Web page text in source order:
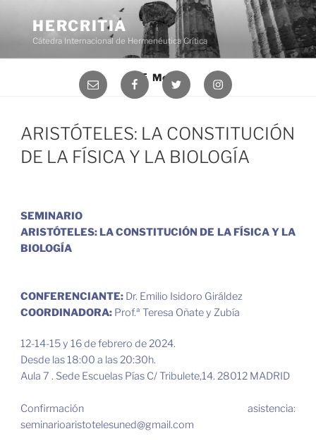
contenido
HERCRITIA
Cátedra Internacional de Hermenéutica Crítica
Menú
ARISTÓTELES: LA CONSTITUCIÓN
DE LA FÍSICA Y LA BIOLOGÍA
SEMINARIO
ARISTÓTELES: LA CONSTITUCIÓN DE LA FÍSICA Y LA
BIOLOGÍA
CONFERENCIANTE:Dr. Emilio Isidoro Giráldez
COORDINADORA:Prof.ª Teresa Oñate y Zubía
12-14-15 y 16 de febrero de 2024.
Desde las 18:00 a las 20:30h.
Aula 7 . Sede Escuelas Pías C/ Tribulete,14. 28012 MADRID
Confirmación asistencia:
seminarioaristotelesuned@gmail.com
Correo
electrónico
FacebookTwitter Instagram